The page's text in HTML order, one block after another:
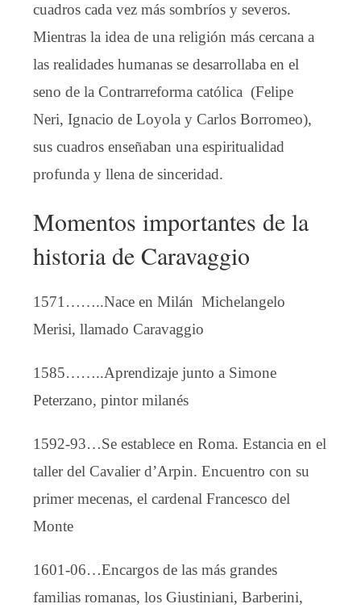
cuadros cada vez más sombríos y severos.
Mientras la idea de una religión más cercana a
las realidades humanas se desarrollaba en el
seno de la Contrarreforma católica (Felipe
Neri, Ignacio de Loyola y Carlos Borromeo),
sus cuadros enseñaban una espiritualidad
profunda y llena de sinceridad.
Momentos importantes de la
historia de Caravaggio
1571……..Nace en Milán Michelangelo
Merisi, llamado Caravaggio
1585……..Aprendizaje junto a Simone
Peterzano, pintor milanés
1592-93…Se establece en Roma. Estancia en el
taller del Cavalier d’Arpin. Encuentro con su
primer mecenas, el cardenal Francesco del
Monte
1601-06…Encargos de las más grandes
familias romanas, los Giustiniani, Barberini,